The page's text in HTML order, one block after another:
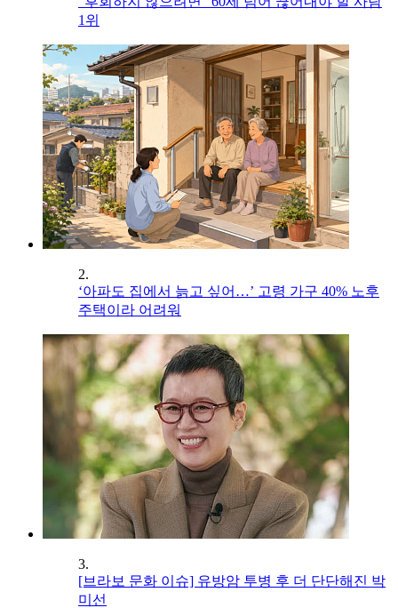
1위
2.
‘아파도 집에서 늙고 싶어…’ 고령 가구 40% 노후
주택이라 어려워
3.
[브라보 문화 이슈] 유방암 투병 후 더 단단해진 박
미선